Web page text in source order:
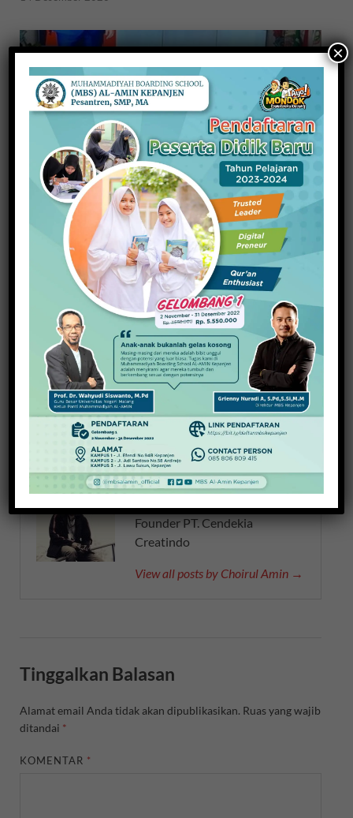
Tekankan Teladan dan Penguatan Karakter pada
Guru PPPK
19 Oktober 2023
PREVIOUS ARTICLE
Memaknai Indonesia di
Pantai Tertua Malang,
Jasa Yasa Gelar Kembul
Bujono
NEXT ARTICLE
Fasilitas Jalan Menuju
Destinasi Wisata Jadi
Prioritas
About Choirul Amin
Founder PT. Cendekia
Creatindo
View all posts by Choirul Amin →
Tinggalkan Balasan
Alamat email Anda tidak akan dipublikasikan. Ruas yang wajib
ditandai *
KOMENTAR *
×